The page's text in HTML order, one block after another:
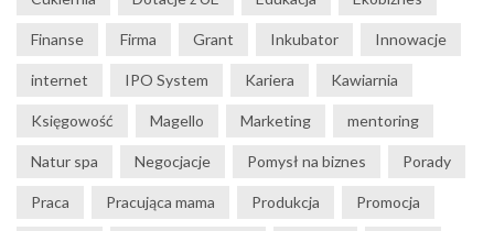
Finanse Firma Grant Inkubator Innowacje
internet IPO System Kariera Kawiarnia
Księgowość Magello Marketing mentoring
Natur spa Negocjacje Pomysł na biznes Porady
Praca Pracująca mama Produkcja Promocja